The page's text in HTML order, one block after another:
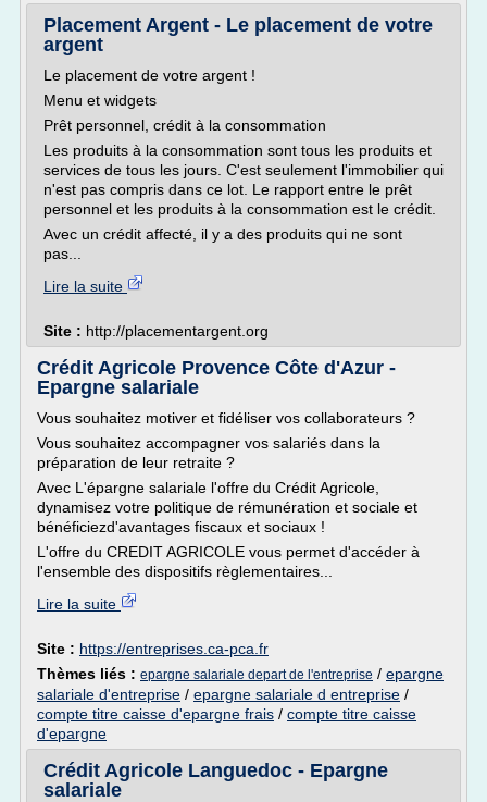
Placement Argent - Le placement de votre
argent
Le placement de votre argent !
Menu et widgets
Prêt personnel, crédit à la consommation
Les produits à la consommation sont tous les produits et
services de tous les jours. C'est seulement l'immobilier qui
n'est pas compris dans ce lot. Le rapport entre le prêt
personnel et les produits à la consommation est le crédit.
Avec un crédit affecté, il y a des produits qui ne sont
pas...
Lire la suite
Site : http://placementargent.org
Crédit Agricole Provence Côte d'Azur -
Epargne salariale
Vous souhaitez motiver et fidéliser vos collaborateurs ?
Vous souhaitez accompagner vos salariés dans la
préparation de leur retraite ?
Avec L'épargne salariale l'offre du Crédit Agricole,
dynamisez votre politique de rémunération et sociale et
bénéficiezd'avantages fiscaux et sociaux !
L'offre du CREDIT AGRICOLE vous permet d'accéder à
l'ensemble des dispositifs règlementaires...
Lire la suite
Site : https://entreprises.ca-pca.fr
Thèmes liés : epargne salariale depart de l'entreprise / epargne
salariale d'entreprise / epargne salariale d entreprise /
compte titre caisse d'epargne frais / compte titre caisse
d'epargne
Crédit Agricole Languedoc - Epargne
salariale